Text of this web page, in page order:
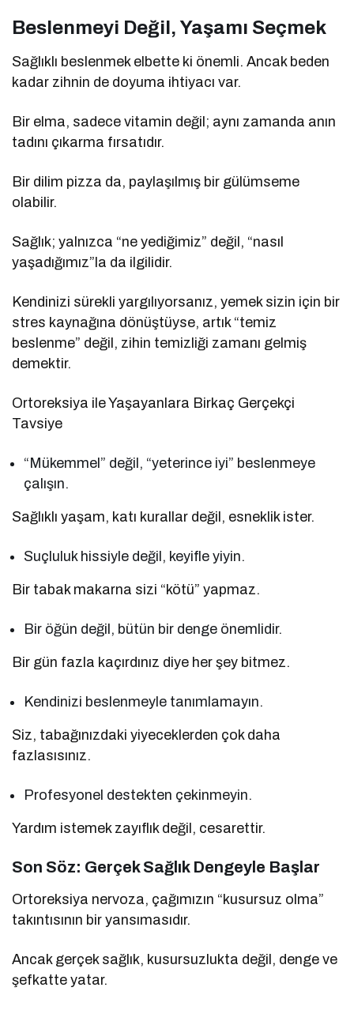
Beslenmeyi Değil, Yaşamı Seçmek
Sağlıklı beslenmek elbette ki önemli. Ancak beden
kadar zihnin de doyuma ihtiyacı var.
Bir elma, sadece vitamin değil; aynı zamanda anın
tadını çıkarma fırsatıdır.
Bir dilim pizza da, paylaşılmış bir gülümseme
olabilir.
Sağlık; yalnızca “ne yediğimiz” değil, “nasıl
yaşadığımız”la da ilgilidir.
Kendinizi sürekli yargılıyorsanız, yemek sizin için bir
stres kaynağına dönüştüyse, artık “temiz
beslenme” değil, zihin temizliği zamanı gelmiş
demektir.
Ortoreksiya ile Yaşayanlara Birkaç Gerçekçi
Tavsiye
“Mükemmel” değil, “yeterince iyi” beslenmeye
çalışın.
Sağlıklı yaşam, katı kurallar değil, esneklik ister.
Suçluluk hissiyle değil, keyifle yiyin.
Bir tabak makarna sizi “kötü” yapmaz.
Bir öğün değil, bütün bir denge önemlidir.
Bir gün fazla kaçırdınız diye her şey bitmez.
Kendinizi beslenmeyle tanımlamayın.
Siz, tabağınızdaki yiyeceklerden çok daha
fazlasısınız.
Profesyonel destekten çekinmeyin.
Yardım istemek zayıflık değil, cesarettir.
Son Söz: Gerçek Sağlık Dengeyle Başlar
Ortoreksiya nervoza, çağımızın “kusursuz olma”
takıntısının bir yansımasıdır.
Ancak gerçek sağlık, kusursuzlukta değil, denge ve
şefkatte yatar.